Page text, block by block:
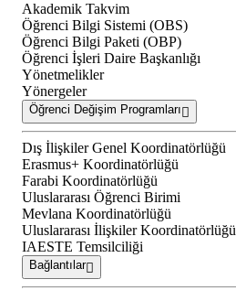
Akademik Takvim
Öğrenci Bilgi Sistemi (OBS)
Öğrenci Bilgi Paketi (OBP)
Öğrenci İşleri Daire Başkanlığı
Yönetmelikler
Yönergeler
Öğrenci Değişim Programları
Dış İlişkiler Genel Koordinatörlüğü
Erasmus+ Koordinatörlüğü
Farabi Koordinatörlüğü
Uluslararası Öğrenci Birimi
Mevlana Koordinatörlüğü
Uluslararası İlişkiler Koordinatörlüğü
IAESTE Temsilciliği
Bağlantılar